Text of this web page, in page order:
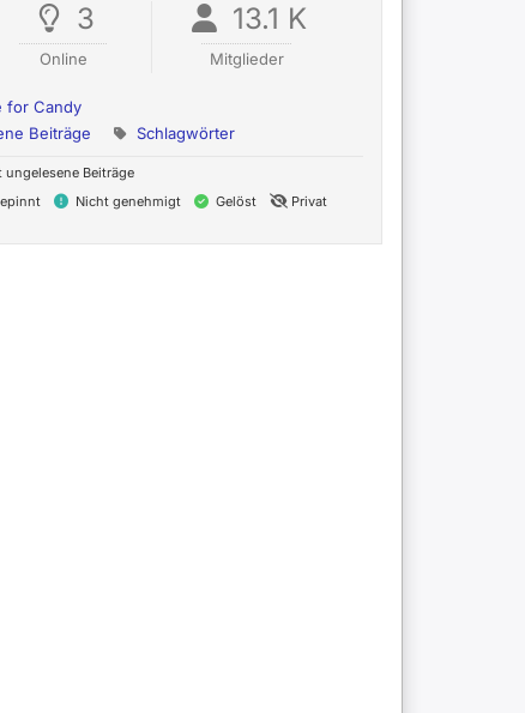
3
Online
13.1 K
Mitglieder
for Candy
Beiträge Schlagwörter
ungelesene Beiträge
Nicht genehmigt Gelöst
Privat